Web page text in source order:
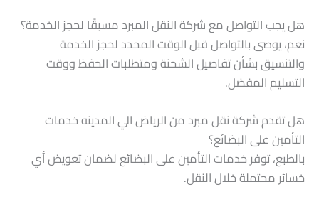
هل يجب التواصل مع شركة النقل المبرد مسبقًا لحجز الخدمة؟
نعم، يوصى بالتواصل قبل الوقت المحدد لحجز الخدمة
والتنسيق بشأن تفاصيل الشحنة ومتطلبات الحفظ ووقت
التسليم المفضل.
هل تقدم شركة نقل مبرد من الرياض الي المدينه خدمات
التأمين على البضائع؟
بالطبع، توفر خدمات التأمين على البضائع لضمان تعويض أي
خسائر محتملة خلال النقل.